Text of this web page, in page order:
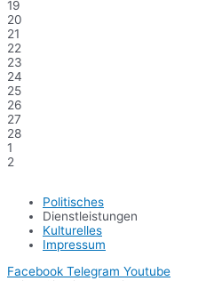
19
20
21
22
23
24
25
26
27
28
1
2
Politisches
Dienstleistungen
Kulturelles
Impressum
Facebook Telegram Youtube